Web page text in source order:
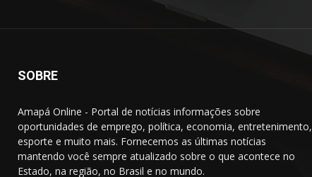
SOBRE
Amapá Online - Portal de notícias informações sobre
oportunidades de emprego, política, economia, entretenimento,
esporte e muito mais. Fornecemos as últimas notícias
mantendo você sempre atualizado sobre o que acontece no
Estado, na região, no Brasil e no mundo.